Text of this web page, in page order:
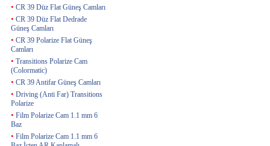
• CR 39 Düz Flat Güneş Camları
• CR 39 Düz Flat Dedrade
Güneş Camları
• CR 39 Polarize Flat Güneş
Camları
• Transitions Polarize Cam
(Colormatic)
• CR 39 Antifar Güneş Camları
• Driving (Anti Far) Transitions
Polarize
• Film Polarize Cam 1.1 mm 6
Baz
• Film Polarize Cam 1.1 mm 6